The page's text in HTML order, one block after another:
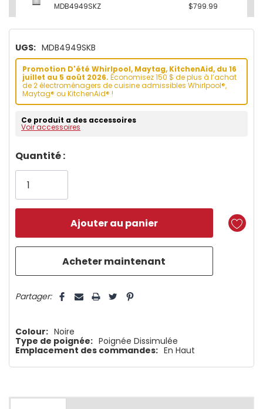
MDB4949SKZ $799.99
UGS: MDB4949SKB
Promotion D'été Whirlpool, Maytag, KitchenAid, du 16
juillet au 5 août 2026. Économisez 150 $ de plus à l’achat
de 2 électroménagers de cuisine admissibles Whirlpool®,
Maytag® ou KitchenAid® !
Ce produit a des accessoires
Voir accessoires
Dépêchez-
vous!
plus
Quantité :
Partager:
Colour: Noire
Type de poignée: Poignée Dissimulée
Emplacement des commandes: En Haut